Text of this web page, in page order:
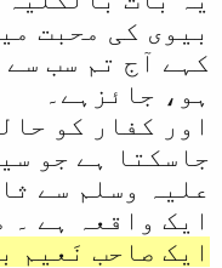
بیوی کی محبت
کہے آج تم سب
ہو، جائزہے۔
اور کفار کو
جاسکتا ہے جو
علیہ وسلم سے
ایک واقعہ ہے ۔
ایک صاحب نَعیم